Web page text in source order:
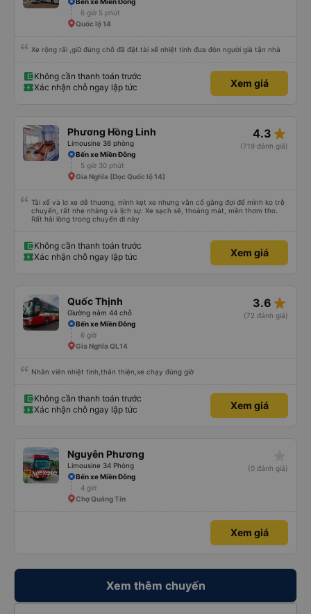
6 giờ 5 phút
Quốc lộ 14
Xe rộng rãi ,giữ đúng chỗ đã đặt.tài xế nhiệt tình đưa đón người già tận nhà
Không cần thanh toán trước
Xác nhận chỗ ngay lập tức
Xem giá
Phương Hồng Linh
Limousine 36 phòng
4.3 star_rate
(719 đánh giá)
Bến xe Miền Đông
5 giờ 30 phút
Gia Nghĩa (Dọc Quốc lộ 14)
Tài xế và lơ xe dễ thương, mình kẹt xe nhưng vẫn cố gắng đợi để mình ko trễ
chuyến, rất nhẹ nhàng và lịch sự. Xe sạch sẽ, thoáng mát, mền thơm tho.
Rất hài lòng trong chuyến đi này
Không cần thanh toán trước
Xác nhận chỗ ngay lập tức
Xem giá
Quốc Thịnh
Giường nằm 44 chỗ
3.6 star_rate
(72 đánh giá)
Bến xe Miền Đông
6 giờ
Gia Nghĩa QL14
Nhân viên nhiệt tình,thân thiện,xe chạy đúng giờ
Không cần thanh toán trước
Xác nhận chỗ ngay lập tức
Xem giá
Nguyên Phương
Limousine 34 Phòng
(0 đánh giá)
Bến xe Miền Đông
4 giờ
Chợ Quảng Tín
Xem giá
Xem thêm chuyến